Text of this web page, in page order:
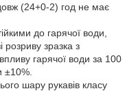
(24+0-2) год не має
до гарячої води,
розриву зразка з
гарячої води за 100
±10%.
шару рукавів класу